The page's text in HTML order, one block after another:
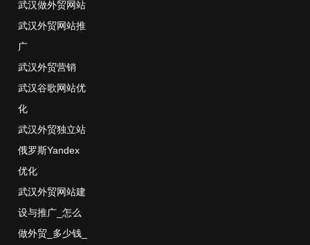
武汉做外贸网站
武汉外贸网站推
广
武汉外贸营销
武汉谷歌网站优
化
武汉外贸独立站
俄罗斯Yandex
优化
武汉外贸网站建
设与推广_怎么
做外贸_多少钱_